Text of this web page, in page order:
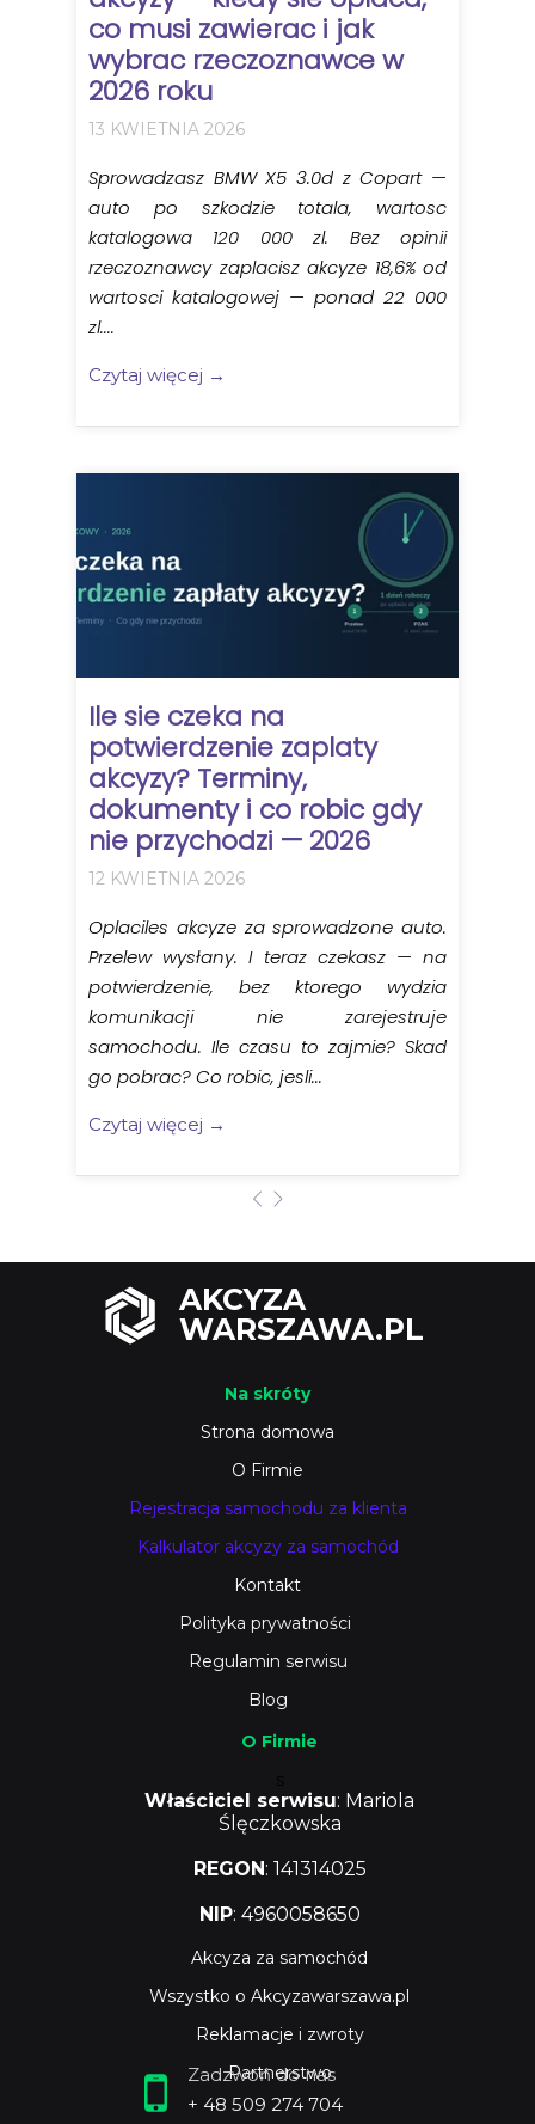
AKCYZA
WARSZAWA.PL
Zadzwoń do nas
+ 48 509 274 704
O Firmie
Właściciel serwisu: Mariola
Ślęczkowska
REGON: 141314025
NIP: 4960058650
Akcyza za samochód
Wszystko o Akcyzawarszawa.pl
Reklamacje i zwroty
Partnerstwo
Na skróty
Strona domowa
O Firmie
Rejestracja samochodu za klienta
Kalkulator akcyzy za samochód
Kontakt
Polityka prywatności
Regulamin serwisu
Blog
co musi zawierac i jak
wybrac rzeczoznawce w
2026 roku
13 KWIETNIA 2026
Sprowadzasz BMW X5 3.0d z Copart —
auto po szkodzie totala, wartosc
katalogowa 120 000 zl. Bez opinii
rzeczoznawcy zaplacisz akcyze 18,6% od
wartosci katalogowej — ponad 22 000
zl....
Czytaj więcej →
Ile sie czeka na
potwierdzenie zaplaty
akcyzy? Terminy,
dokumenty i co robic gdy
nie przychodzi — 2026
12 KWIETNIA 2026
Oplaciles akcyze za sprowadzone auto.
Przelew wysłany. I teraz czekasz — na
potwierdzenie, bez ktorego wydzia
komunikacji nie zarejestruje
samochodu. Ile czasu to zajmie? Skad
go pobrac? Co robic, jesli...
Czytaj więcej →